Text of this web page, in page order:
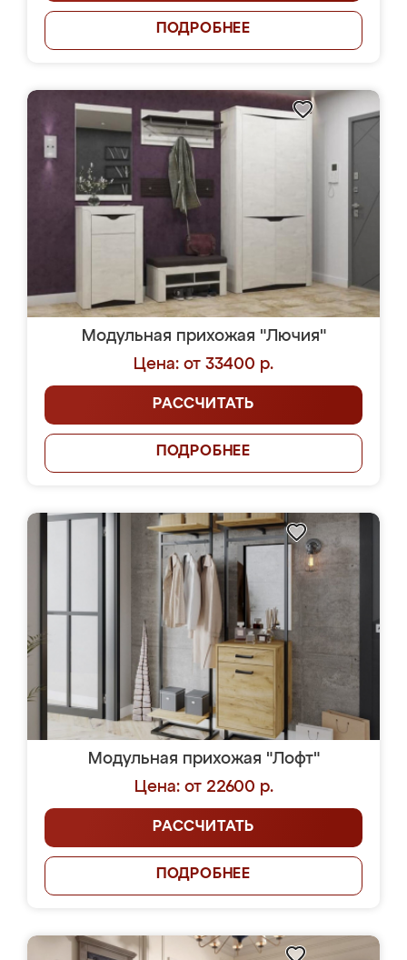
ПОДРОБНЕЕ
Модульная прихожая "Лючия"
Цена: от 33400 р.
РАССЧИТАТЬ
ПОДРОБНЕЕ
Модульная прихожая "Лофт"
Цена: от 22600 р.
РАССЧИТАТЬ
ПОДРОБНЕЕ